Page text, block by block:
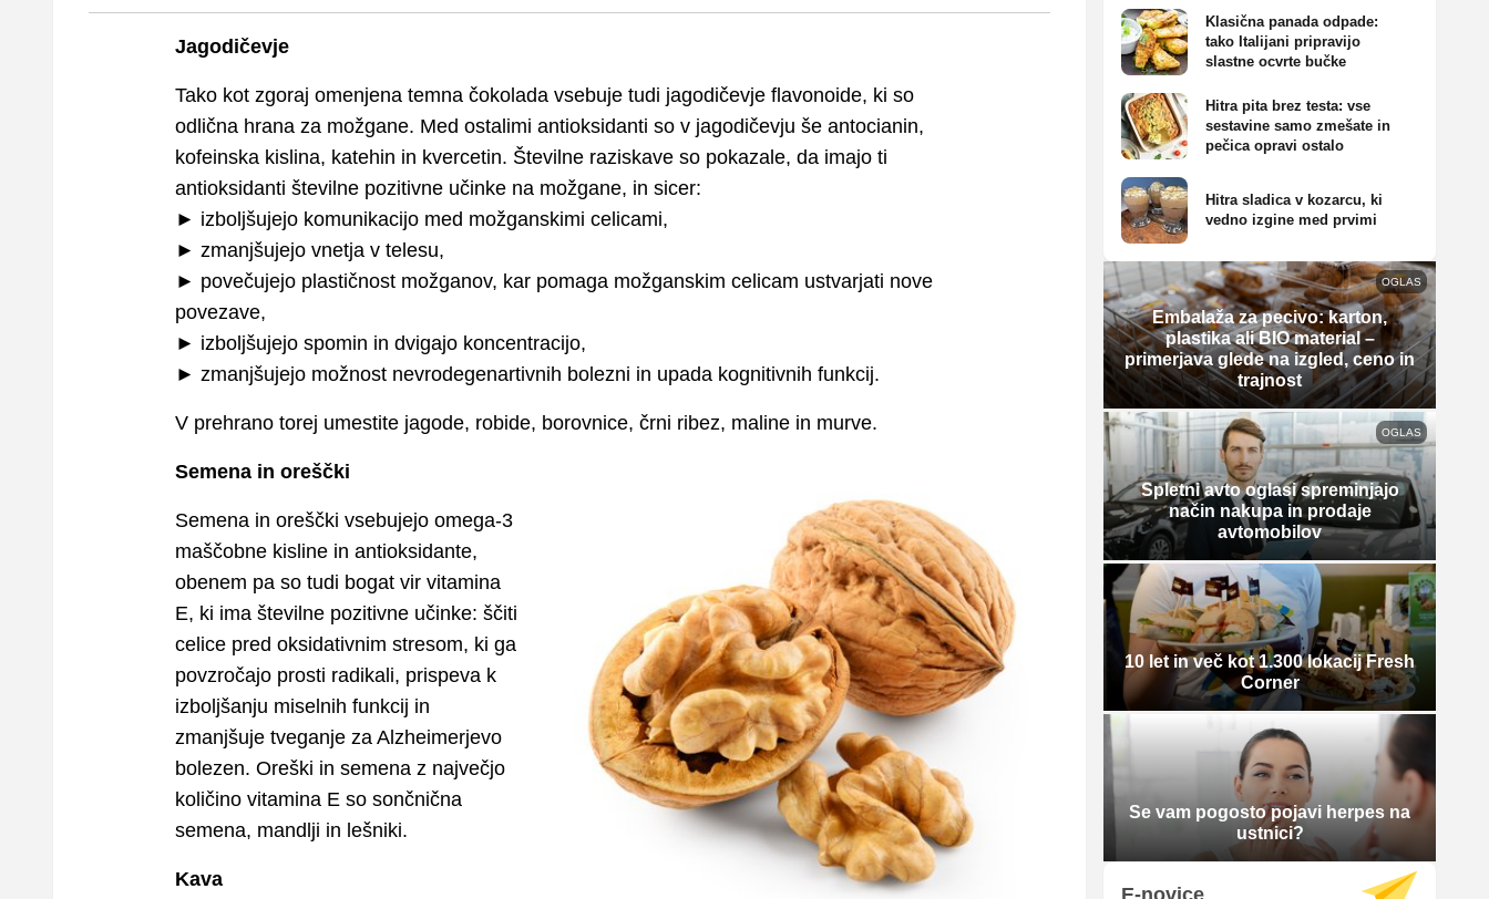
Jagodičevje
Tako kot zgoraj omenjena temna čokolada vsebuje tudi jagodičevje flavonoide, ki so
odlična hrana za možgane. Med ostalimi antioksidanti so v jagodičevju še antocianin,
kofeinska kislina, katehin in kvercetin. Številne raziskave so pokazale, da imajo ti
antioksidanti številne pozitivne učinke na možgane, in sicer:
► izboljšujejo komunikacijo med možganskimi celicami,
► zmanjšujejo vnetja v telesu,
► povečujejo plastičnost možganov, kar pomaga možganskim celicam ustvarjati nove
povezave,
► izboljšujejo spomin in dvigajo koncentracijo,
► zmanjšujejo možnost nevrodegenartivnih bolezni in upada kognitivnih funkcij.
V prehrano torej umestite jagode, robide, borovnice, črni ribez, maline in murve.
Semena in oreščki
Semena in oreščki vsebujejo omega-3
maščobne kisline in antioksidante,
obenem pa so tudi bogat vir vitamina
E, ki ima številne pozitivne učinke: ščiti
celice pred oksidativnim stresom, ki ga
povzročajo prosti radikali, prispeva k
izboljšanju miselnih funkcij in
zmanjšuje tveganje za Alzheimerjevo
bolezen. Oreški in semena z največjo
količino vitamina E so sončnična
semena, mandlji in lešniki.
Kava
Klasična panada odpade:
tako Italijani pripravijo
slastne ocvrte bučke
Hitra pita brez testa: vse
sestavine samo zmešate in
pečica opravi ostalo
Hitra sladica v kozarcu, ki
vedno izgine med prvimi
OGLAS
Embalaža za pecivo: karton,
plastika ali BIO material –
primerjava glede na izgled, ceno in
trajnost
OGLAS
Spletni avto oglasi spreminjajo
način nakupa in prodaje
avtomobilov
10 let in več kot 1.300 lokacij Fresh
Corner
Se vam pogosto pojavi herpes na
ustnici?